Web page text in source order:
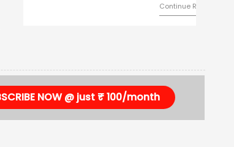
Continue Reading
NOW @ just ₹ 100/month